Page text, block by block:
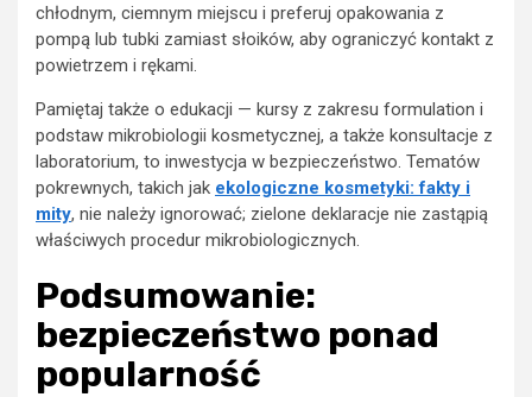
chłodnym, ciemnym miejscu i preferuj opakowania z
pompą lub tubki zamiast słoików, aby ograniczyć kontakt z
powietrzem i rękami.
Pamiętaj także o edukacji — kursy z zakresu formulation i
podstaw mikrobiologii kosmetycznej, a także konsultacje z
laboratorium, to inwestycja w bezpieczeństwo. Tematów
pokrewnych, takich jak ekologiczne kosmetyki: fakty i
mity, nie należy ignorować; zielone deklaracje nie zastąpią
właściwych procedur mikrobiologicznych.
Podsumowanie:
bezpieczeństwo ponad
popularność